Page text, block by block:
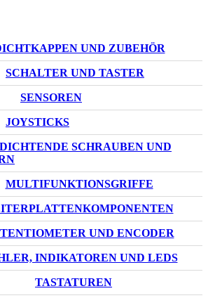
UND ZUBEHÖR
SCHALTER UND TASTER
SENSOREN
JOYSTICKS
SCHRAUBEN UND
MULTIFUNKTIONSGRIFFE
UND ENCODER
INDIKATOREN UND LEDS
TASTATUREN